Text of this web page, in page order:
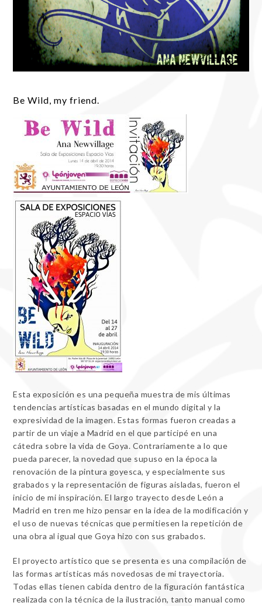
Be Wild, my friend.
Esta exposición es una pequeña muestra de mis últimas
tendencias artísticas basadas en el mundo digital y la
expresividad de la imagen. Estas formas fueron creadas a
partir de un viaje a Madrid en el que participé en una
cátedra sobre la vida de Goya. Contrariamente a lo que
pueda parecer, la novedad que supuso en la época la
renovación de la pintura goyesca, y especialmente sus
grabados y la representación de figuras aisladas, fueron el
inicio de mi inspiración. El largo trayecto desde León a
Madrid en tren me hizo pensar en la idea de la modificación y
el uso de nuevas técnicas que permitiesen la repetición de
una obra al igual que Goya hizo con sus grabados.
El proyecto artístico que se presenta es una compilación de
las formas artísticas más novedosas de mi trayectoria.
Todas ellas tienen cabida dentro de la figuración fantástica
realizada con la técnica de la ilustración, tanto manual como